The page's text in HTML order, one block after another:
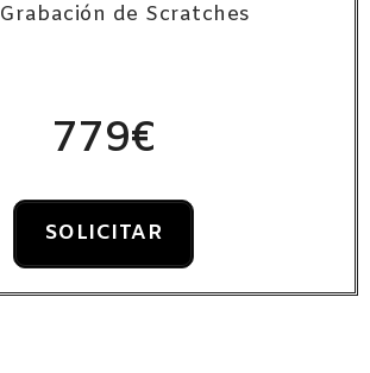
Grabación de Scratches
779€
SOLICITAR